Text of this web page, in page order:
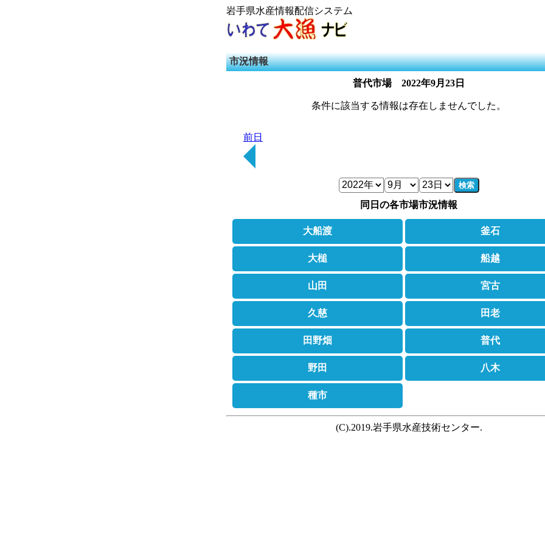
岩手県水産情報配信システム
市況情報
普代市場 2022年9月23日
条件に該当する情報は存在しませんでした。
前日
検索
同日の各市場市況情報
大船渡 釜石
大槌 船越
山田 宮古
久慈 田老
田野畑 普代
野田 八木
種市
(C).2019.岩手県水産技術センター.